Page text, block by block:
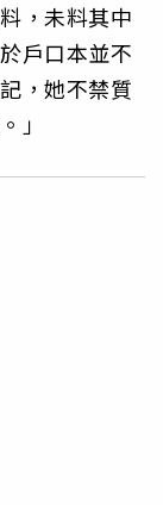
，未料其中
戶口本並不
，她不禁質
」